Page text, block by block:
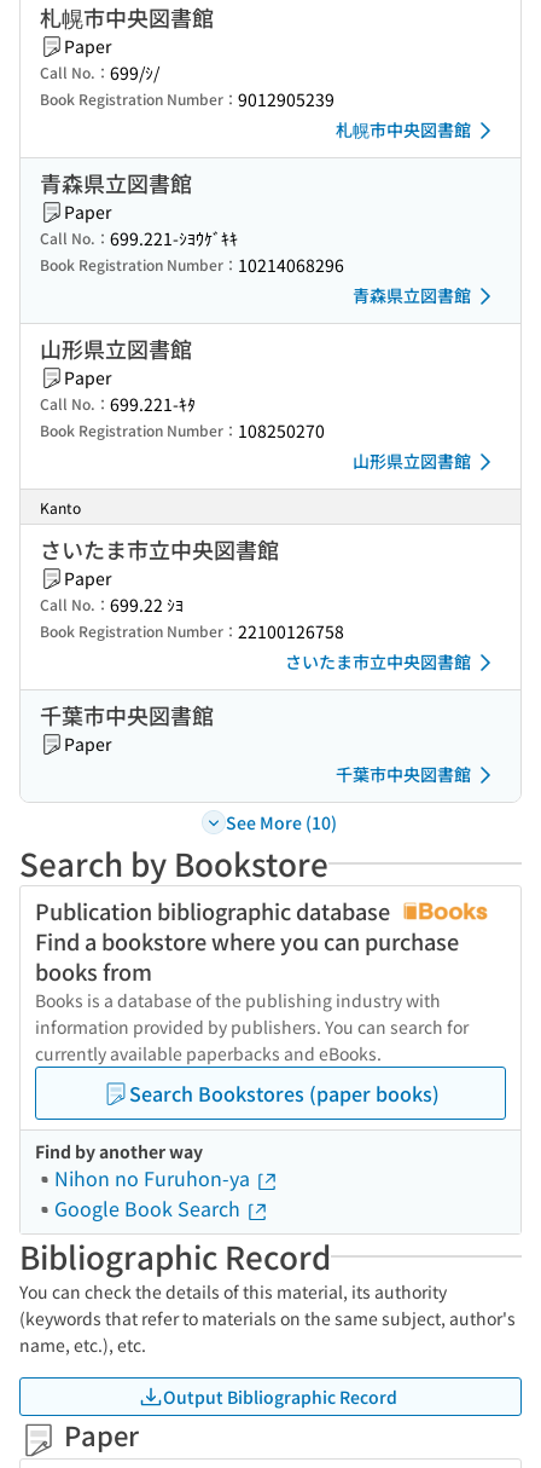
札幌市中央図書館
Paper
Call No.： 699/ｼ/
Book Registration Number： 9012905239
札幌市中央図書館
青森県立図書館
Paper
Call No.： 699.221-ｼﾖｳｹﾞｷｷ
Book Registration Number： 10214068296
青森県立図書館
山形県立図書館
Paper
Call No.： 699.221-ｷﾀ
Book Registration Number： 108250270
山形県立図書館
Kanto
さいたま市立中央図書館
Paper
Call No.： 699.22 ｼﾖ
Book Registration Number： 22100126758
さいたま市立中央図書館
千葉市中央図書館
Paper
千葉市中央図書館
See More (10)
Search by Bookstore
Publication bibliographic database
Find a bookstore where you can purchase
books from
Books is a database of the publishing industry with
information provided by publishers. You can search for
currently available paperbacks and eBooks.
Search Bookstores (paper books)
Find by another way
Nihon no Furuhon-ya
Google Book Search
Bibliographic Record
You can check the details of this material, its authority
(keywords that refer to materials on the same subject, author's
name, etc.), etc.
Output Bibliographic Record
Paper